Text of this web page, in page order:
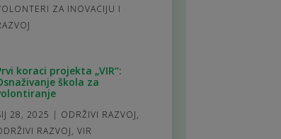
ZA INOVACIJU I
koraci projekta „VIR“:
škola za
28, 2025 | ODRŽIVI RAZVOJ,
RAZVOJ, VIR